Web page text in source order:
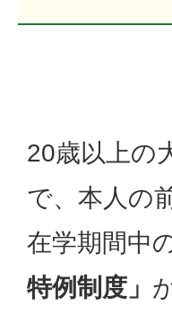
20歳以上の
で、本人の
在学期間中
特例制度」